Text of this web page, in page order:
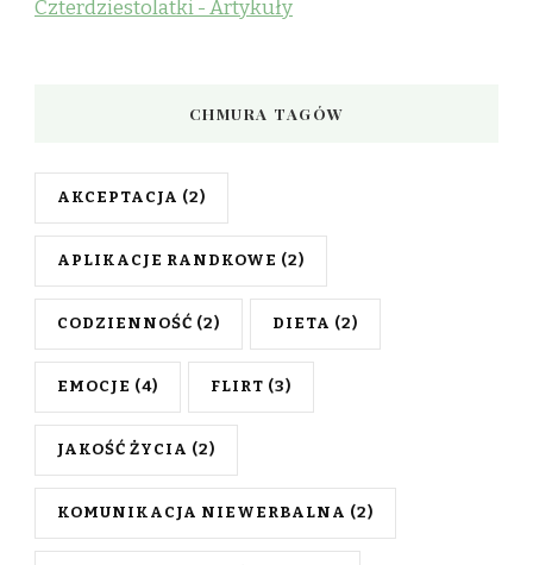
Czterdziestolatki - Artykuły
CHMURA TAGÓW
AKCEPTACJA (2)
APLIKACJE RANDKOWE (2)
CODZIENNOŚĆ (2) DIETA (2)
EMOCJE (4) FLIRT (3)
JAKOŚĆ ŻYCIA (2)
KOMUNIKACJA NIEWERBALNA (2)